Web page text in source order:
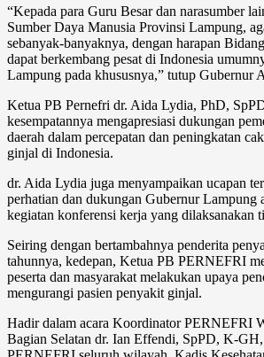
“Kepada para Guru Besar dan narasumber
Sumber Daya Manusia Provinsi Lampung,
sebanyak-banyaknya, dengan harapan
dapat berkembang pesat di Indonesia
Lampung pada khususnya,” tutup Gubernur
Ketua PB Pernefri dr. Aida Lydia, PhD,
kesempatannya mengapresiasi dukungan
daerah dalam percepatan dan peningkatan
ginjal di Indonesia.
dr. Aida Lydia juga menyampaikan ucapan
perhatian dan dukungan Gubernur Lampung
kegiatan konferensi kerja yang dilaksanakan
Seiring dengan bertambahnya penderita
tahunnya, kedepan, Ketua PB PERNEFRI
peserta dan masyarakat melakukan upaya
mengurangi pasien penyakit ginjal.
Hadir dalam acara Koordinator PERNEFRI
Bagian Selatan dr. Ian Effendi, SpPD, K-